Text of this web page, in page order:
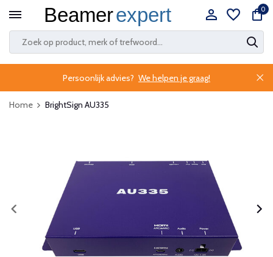
0
Persoonlijk advies? We helpen je graag!
Home BrightSign AU335